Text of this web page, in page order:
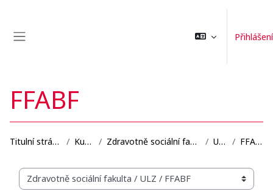
Přihlášení
FFABF
Titulní stránka Kurzy Zdravotně sociální fakulta ULZ FFABF
Organizační struktura kurzů